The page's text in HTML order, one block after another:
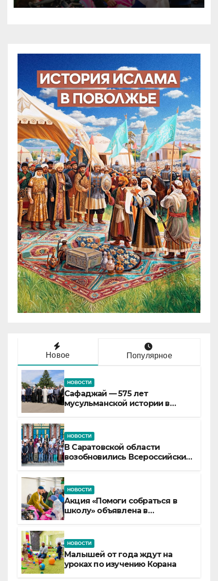
Новое Популярное
НОВОСТИ
Сафаджай — 575 лет
мусульманской истории в
НОВОСТИ
В Саратовской области
возобновились Всероссийские
НОВОСТИ
Акция «Помоги собраться в
школу» объявлена в
НОВОСТИ
Малышей от года ждут на
уроках по изучению Корана